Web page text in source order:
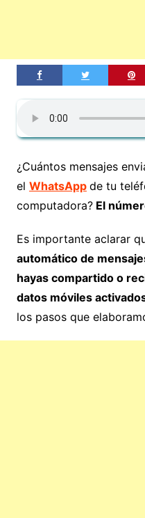
¿Cuántos mensajes
el WhatsApp de tu
computadora?El
Es importante aclarar
automático de
hayas compartido o
datos móviles
los pasos que